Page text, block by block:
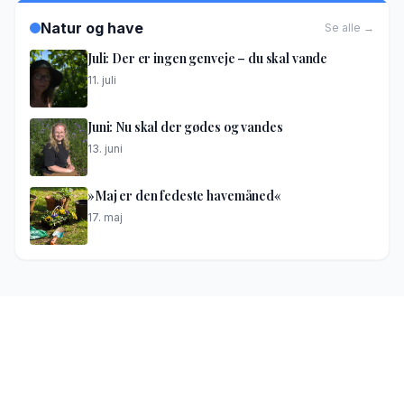
Natur og have Se alle →
Juli: Der er ingen genveje – du skal vande
11. juli
Juni: Nu skal der gødes og vandes
13. juni
»Maj er den fedeste havemåned«
17. maj